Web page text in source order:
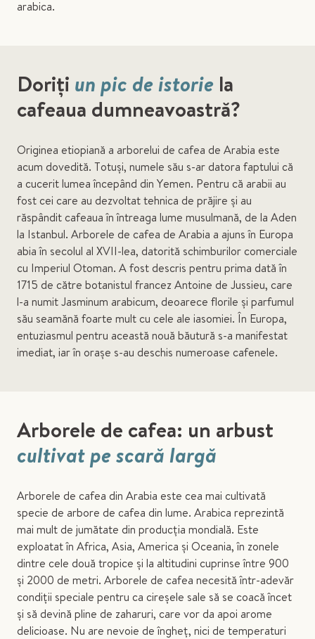
arabica.
Doriți un pic de istorie la
cafeaua dumneavoastră?
Originea etiopiană a arborelui de cafea de Arabia este
acum dovedită. Totuși, numele său s-ar datora faptului că
a cucerit lumea începând din Yemen. Pentru că arabii au
fost cei care au dezvoltat tehnica de prăjire și au
răspândit cafeaua în întreaga lume musulmană, de la Aden
la Istanbul. Arborele de cafea de Arabia a ajuns în Europa
abia în secolul al XVII-lea, datorită schimburilor comerciale
cu Imperiul Otoman. A fost descris pentru prima dată în
1715 de către botanistul francez Antoine de Jussieu, care
l-a numit Jasminum arabicum, deoarece florile și parfumul
său seamănă foarte mult cu cele ale iasomiei. În Europa,
entuziasmul pentru această nouă băutură s-a manifestat
imediat, iar în orașe s-au deschis numeroase cafenele.
Arborele de cafea: un arbust
cultivat pe scară largă
Arborele de cafea din Arabia este cea mai cultivată
specie de arbore de cafea din lume. Arabica reprezintă
mai mult de jumătate din producția mondială. Este
exploatat în Africa, Asia, America și Oceania, în zonele
dintre cele două tropice și la altitudini cuprinse între 900
și 2000 de metri. Arborele de cafea necesită într-adevăr
condiții speciale pentru ca cireșele sale să se coacă încet
și să devină pline de zaharuri, care vor da apoi arome
delicioase. Nu are nevoie de îngheț, nici de temperaturi